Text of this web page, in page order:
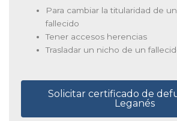
Para cambiar la titularidad de
fallecido
Tener accesos herencias
Trasladar un nicho de un
Solicitar certificado de
Leganés